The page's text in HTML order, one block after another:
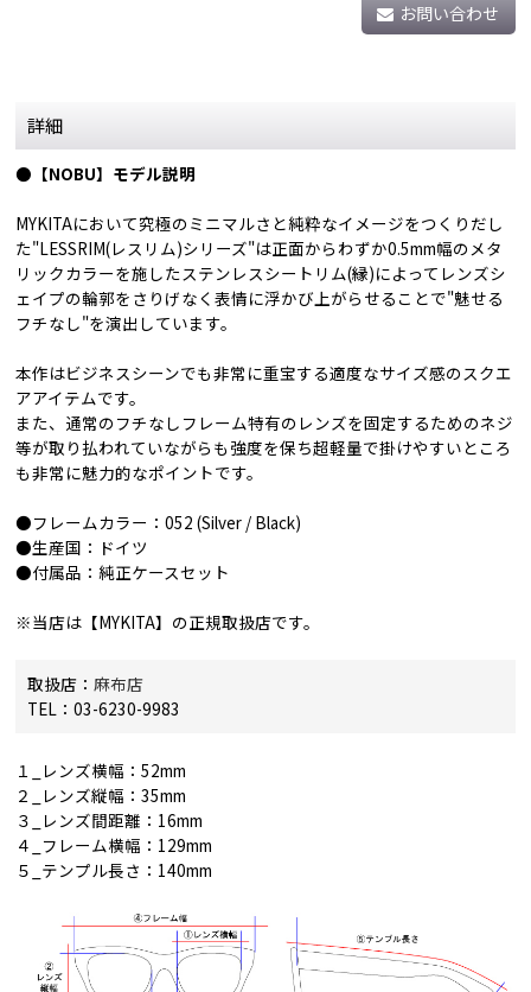
お問い合わせ
詳細
●【NOBU】モデル説明
MYKITAにおいて究極のミニマルさと純粋なイメージをつくりだし
た"LESSRIM(レスリム)シリーズ"は正面からわずか0.5mm幅のメタ
リックカラーを施したステンレスシートリム(縁)によってレンズシ
ェイプの輪郭をさりげなく表情に浮かび上がらせることで"魅せる
フチなし"を演出しています。
本作はビジネスシーンでも非常に重宝する適度なサイズ感のスクエ
アアイテムです。
また、通常のフチなしフレーム特有のレンズを固定するためのネジ
等が取り払われていながらも強度を保ち超軽量で掛けやすいところ
も非常に魅力的なポイントです。
●フレームカラー：052 (Silver / Black)
●生産国：ドイツ
●付属品：純正ケースセット
※当店は【MYKITA】の正規取扱店です。
取扱店：麻布店
TEL：03-6230-9983
１_レンズ横幅：52mm
２_レンズ縦幅：35mm
３_レンズ間距離：16mm
４_フレーム横幅：129mm
５_テンプル長さ：140mm